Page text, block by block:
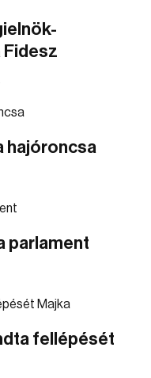
Fidesz
hajóroncsa
parlament
fellépését